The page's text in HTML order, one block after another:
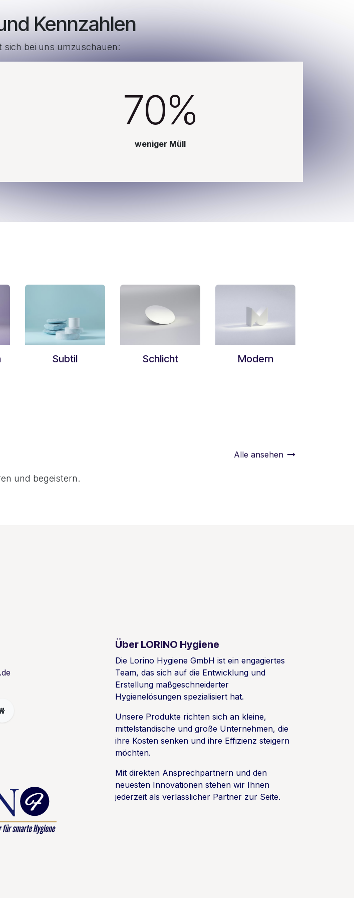
Kennzahlen
sich bei uns umzuschauen:
70%
weniger Müll
Subtil Schlicht Modern
und begeistern.
Alle ansehen
Über LORINO Hygiene
Die Lorino Hygiene GmbH ist ein engagiertes
Team, das sich auf die Entwicklung und
Erstellung maßgeschneiderter
Hygienelösungen spezialisiert hat.
Unsere Produkte richten sich an kleine,
mittelständische und große Unternehmen, die
ihre Kosten senken und ihre Effizienz steigern
möchten.
Mit direkten Ansprechpartnern und den
neuesten Innovationen stehen wir Ihnen
jederzeit als verlässlicher Partner zur Seite.